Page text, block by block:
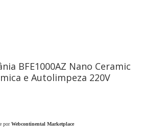
BFE1000AZ Nano Ceramic
e Autolimpeza 220V
por Webcontinental Marketplace